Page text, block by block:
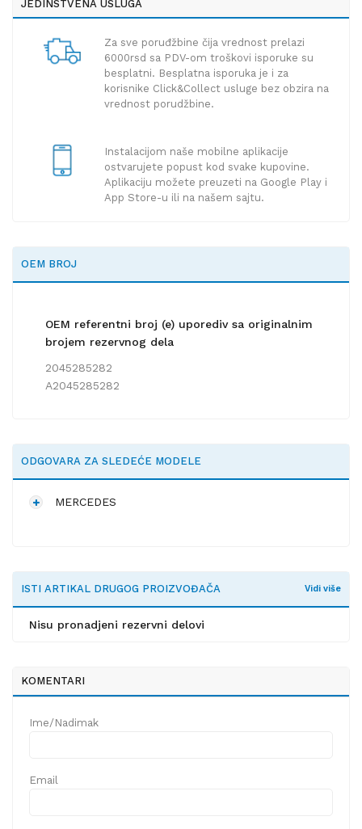
JEDINSTVENA USLUGA
Za sve poruđžbine čija vrednost prelazi
6000rsd sa PDV-om troškovi isporuke su
besplatni. Besplatna isporuka je i za
korisnike Click&Collect usluge bez obzira na
vrednost porudžbine.
Instalacijom naše mobilne aplikacije
ostvarujete popust kod svake kupovine.
Aplikaciju možete preuzeti na Google Play i
App Store-u ili na našem sajtu.
OEM BROJ
OEM referentni broj (e) uporediv sa originalnim
brojem rezervnog dela
2045285282
A2045285282
ODGOVARA ZA SLEDEĆE MODELE
MERCEDES
ISTI ARTIKAL DRUGOG PROIZVOĐAČA Vidi više
Nisu pronadjeni rezervni delovi
KOMENTARI
Ime/Nadimak
Email